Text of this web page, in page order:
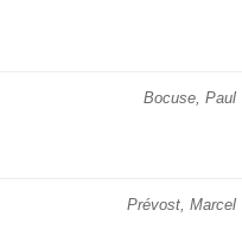
Bocuse, Paul
Prévost, Marcel